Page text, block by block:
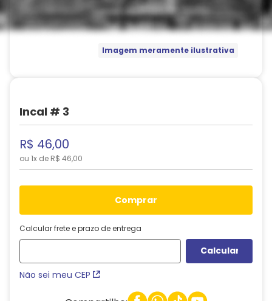
Imagem meramente ilustrativa
Incal # 3
R$ 46,00
ou 1x de R$ 46,00
comprar
Calcular frete e prazo de entrega
Não sei meu CEP